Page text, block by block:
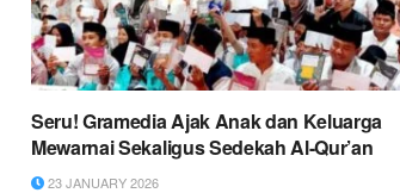
Seru! Gramedia Ajak Anak dan Keluarga
Mewarnai Sekaligus Sedekah Al-Qur’an
23 JANUARY 2026